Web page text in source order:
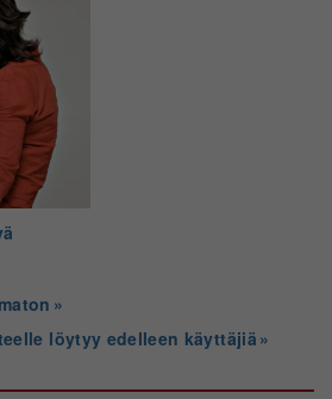
löytyy edelleen käyttäjiä